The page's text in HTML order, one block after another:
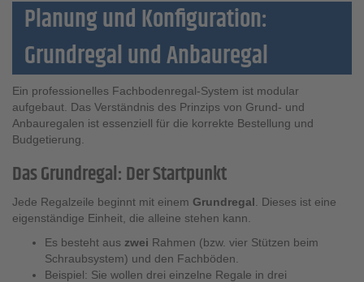
Planung und Konfiguration:
Grundregal und Anbauregal
Ein professionelles Fachbodenregal-System ist modular
aufgebaut. Das Verständnis des Prinzips von Grund- und
Anbauregalen ist essenziell für die korrekte Bestellung und
Budgetierung.
Das Grundregal: Der Startpunkt
Jede Regalzeile beginnt mit einem Grundregal . Dieses ist eine
eigenständige Einheit, die alleine stehen kann.
Es besteht aus zwei Rahmen (bzw. vier Stützen beim
Schraubsystem) und den Fachböden.
Beispiel: Sie wollen drei einzelne Regale in drei